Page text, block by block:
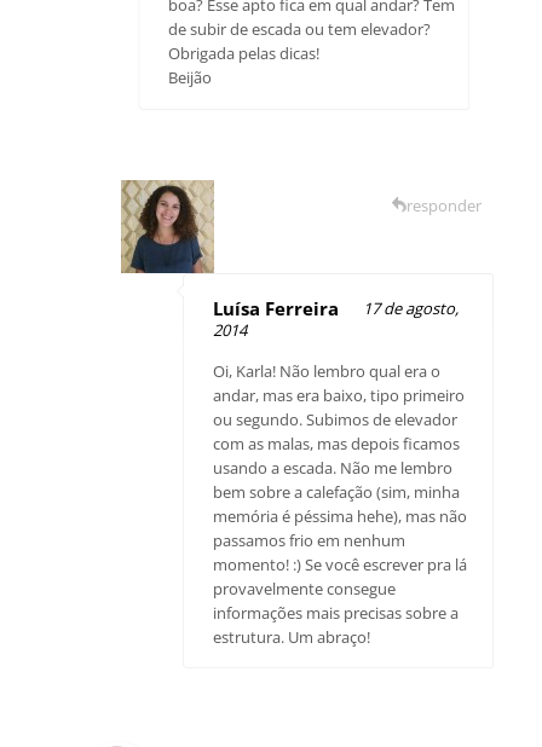
boa? Esse apto fica em qual andar? Tem
de subir de escada ou tem elevador?
Obrigada pelas dicas!
Beijão
Luísa Ferreira
17 de agosto,
2014
Oi, Karla! Não lembro qual era o
andar, mas era baixo, tipo primeiro
ou segundo. Subimos de elevador
com as malas, mas depois ficamos
usando a escada. Não me lembro
bem sobre a calefação (sim, minha
memória é péssima hehe), mas não
passamos frio em nenhum
momento! :) Se você escrever pra lá
provavelmente consegue
informações mais precisas sobre a
estrutura. Um abraço!
responder